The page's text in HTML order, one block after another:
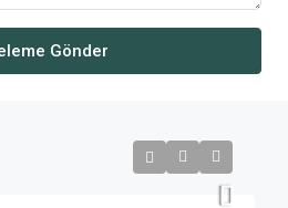
Gönder